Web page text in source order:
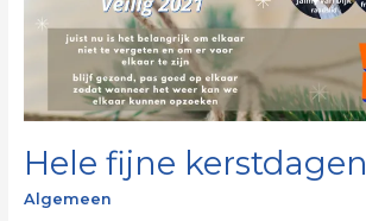
Hele fijne kerstdagen
Algemeen